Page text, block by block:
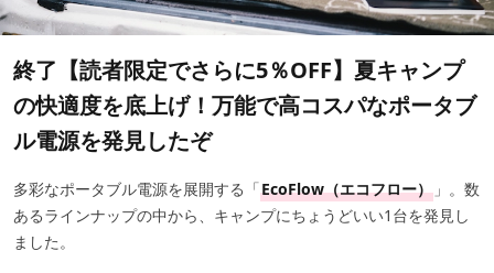
終了【読者限定でさらに5％OFF】夏キャンプ
の快適度を底上げ！万能で高コスパなポータブ
ル電源を発見したぞ
多彩なポータブル電源を展開する「EcoFlow（エコフロー） 」。数
あるラインナップの中から、キャンプにちょうどいい1台を発見し
ました。